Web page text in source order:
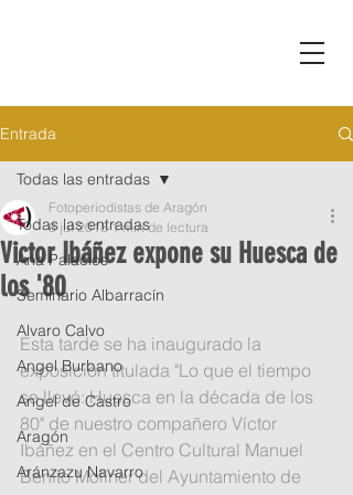
Entrada
Todas las entradas
Ana Palacios
Seminario Albarracín
Alvaro Calvo
Angel Burbano
Angel de Castro
Aragón
Aránzazu Navarro
Todas las entradas
Victor Ibáñez expone su Huesca de
los '80
Fotoperiodistas de Aragón
6 jul 2018 1 min de lectura
Esta tarde se ha inaugurado la
exposición titulada "Lo que el tiempo
se llevó: Huesca en la década de los
80" de nuestro compañero Víctor
Ibáñez en el Centro Cultural Manuel
Benito Moliner del Ayuntamiento de